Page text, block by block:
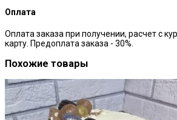
Оплата
Оплата заказа при получении, расчет с
карту. Предоплата заказа - 30%.
Похожие товары